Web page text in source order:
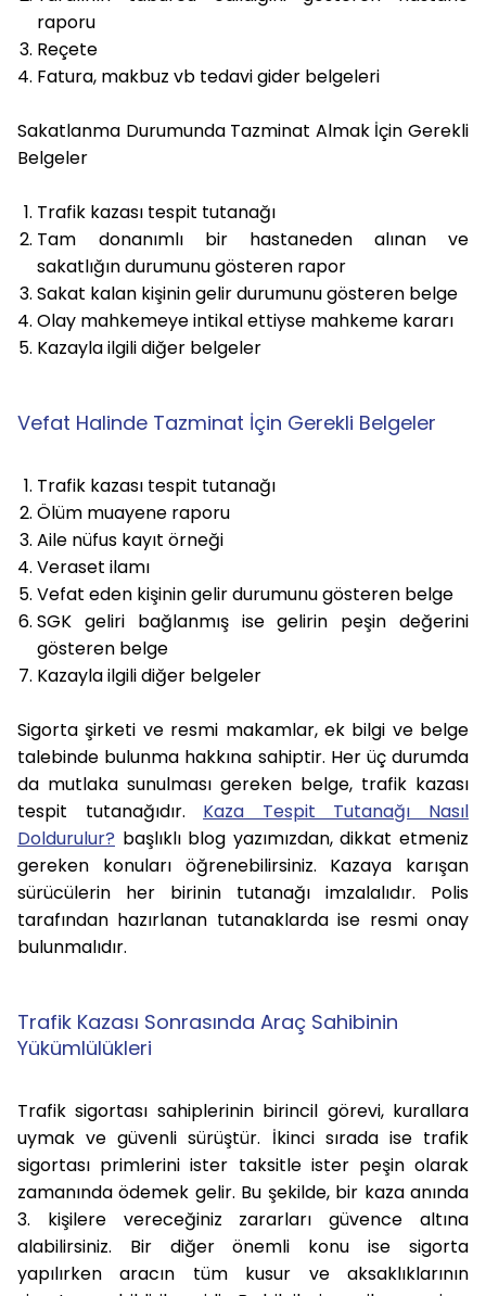
raporu
Reçete
Fatura, makbuz vb tedavi gider belgeleri
Sakatlanma Durumunda Tazminat Almak İçin Gerekli
Belgeler
Trafik kazası tespit tutanağı
Tam donanımlı bir hastaneden alınan ve
sakatlığın durumunu gösteren rapor
Sakat kalan kişinin gelir durumunu gösteren belge
Olay mahkemeye intikal ettiyse mahkeme kararı
Kazayla ilgili diğer belgeler
Vefat Halinde Tazminat İçin Gerekli Belgeler
Trafik kazası tespit tutanağı
Ölüm muayene raporu
Aile nüfus kayıt örneği
Veraset ilamı
Vefat eden kişinin gelir durumunu gösteren belge
SGK geliri bağlanmış ise gelirin peşin değerini
gösteren belge
Kazayla ilgili diğer belgeler
Sigorta şirketi ve resmi makamlar, ek bilgi ve belge
talebinde bulunma hakkına sahiptir. Her üç durumda
da mutlaka sunulması gereken belge, trafik kazası
tespit tutanağıdır. Kaza Tespit Tutanağı Nasıl
Doldurulur? başlıklı blog yazımızdan, dikkat etmeniz
gereken konuları öğrenebilirsiniz. Kazaya karışan
sürücülerin her birinin tutanağı imzalalıdır. Polis
tarafından hazırlanan tutanaklarda ise resmi onay
bulunmalıdır.
Trafik Kazası Sonrasında Araç Sahibinin
Yükümlülükleri
Trafik sigortası sahiplerinin birincil görevi, kurallara
uymak ve güvenli sürüştür. İkinci sırada ise trafik
sigortası primlerini ister taksitle ister peşin olarak
zamanında ödemek gelir. Bu şekilde, bir kaza anında
3. kişilere vereceğiniz zararları güvence altına
alabilirsiniz. Bir diğer önemli konu ise sigorta
yapılırken aracın tüm kusur ve aksaklıklarının